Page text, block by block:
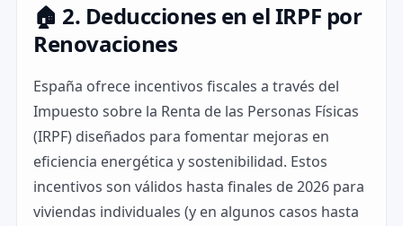
🏠 2. Deducciones en el IRPF por
Renovaciones
España ofrece incentivos fiscales a través del
Impuesto sobre la Renta de las Personas Físicas
(IRPF) diseñados para fomentar mejoras en
eficiencia energética y sostenibilidad. Estos
incentivos son válidos hasta finales de 2026 para
viviendas individuales (y en algunos casos hasta